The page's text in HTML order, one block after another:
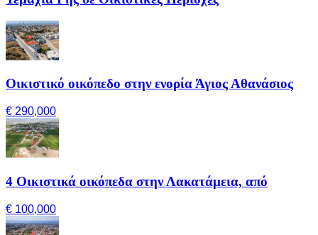
Οικιστικό οικόπεδο στην ενορία Άγιος Αθανάσιος
€ 290,000
4 Οικιστικά οικόπεδα στην Λακατάμεια, από
€ 100,000